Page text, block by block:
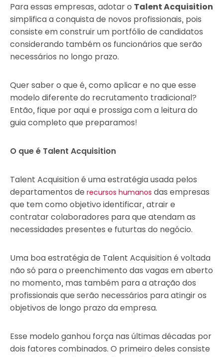
Para essas empresas, adotar o Talent Acquisition
simplifica a conquista de novos profissionais, pois
consiste em construir um portfólio de candidatos
considerando também os funcionários que serão
necessários no longo prazo.
Quer saber o que é, como aplicar e no que esse
modelo diferente do recrutamento tradicional?
Então, fique por aqui e prossiga com a leitura do
guia completo que preparamos!
O que é Talent Acquisition
Talent Acquisition é uma estratégia usada pelos
departamentos de recursos humanos das empresas
que tem como objetivo identificar, atrair e
contratar colaboradores para que atendam as
necessidades presentes e futurtas do negócio.
Uma boa estratégia de Talent Acquisition é voltada
não só para o preenchimento das vagas em aberto
no momento, mas também para a atração dos
profissionais que serão necessários para atingir os
objetivos de longo prazo da empresa.
Esse modelo ganhou força nas últimas décadas por
dois fatores combinados. O primeiro deles consiste